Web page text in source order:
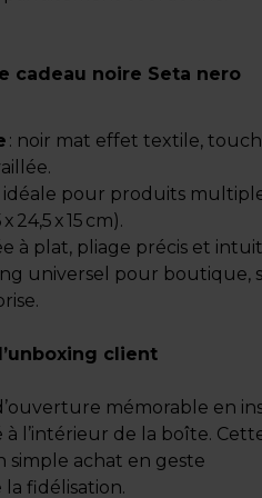
cadeau noire Seta nero
: noir mat effet textile,
idéale pour produits
x 15 cm).
à plat, pliage précis et
universel pour boutique,
client
mémorable en
l’intérieur de la boîte.
achat en geste
fidélisation.